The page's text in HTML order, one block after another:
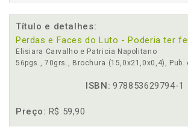
Título e detalhes:
Perdas e Faces do Luto - Poderia ter
Elisiara Carvalho e Patricia Napolitano
56pgs., 70grs., Brochura (15,0x21,0x0,4),
ISBN: 978853629794-1
Preço: R$ 59,90